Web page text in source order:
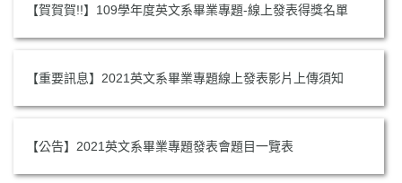
【賀賀賀!!】109學年度英文系畢業專題-線上發表得獎名單
【重要訊息】2021英文系畢業專題線上發表影片上傳須知
【公告】2021英文系畢業專題發表會題目一覽表